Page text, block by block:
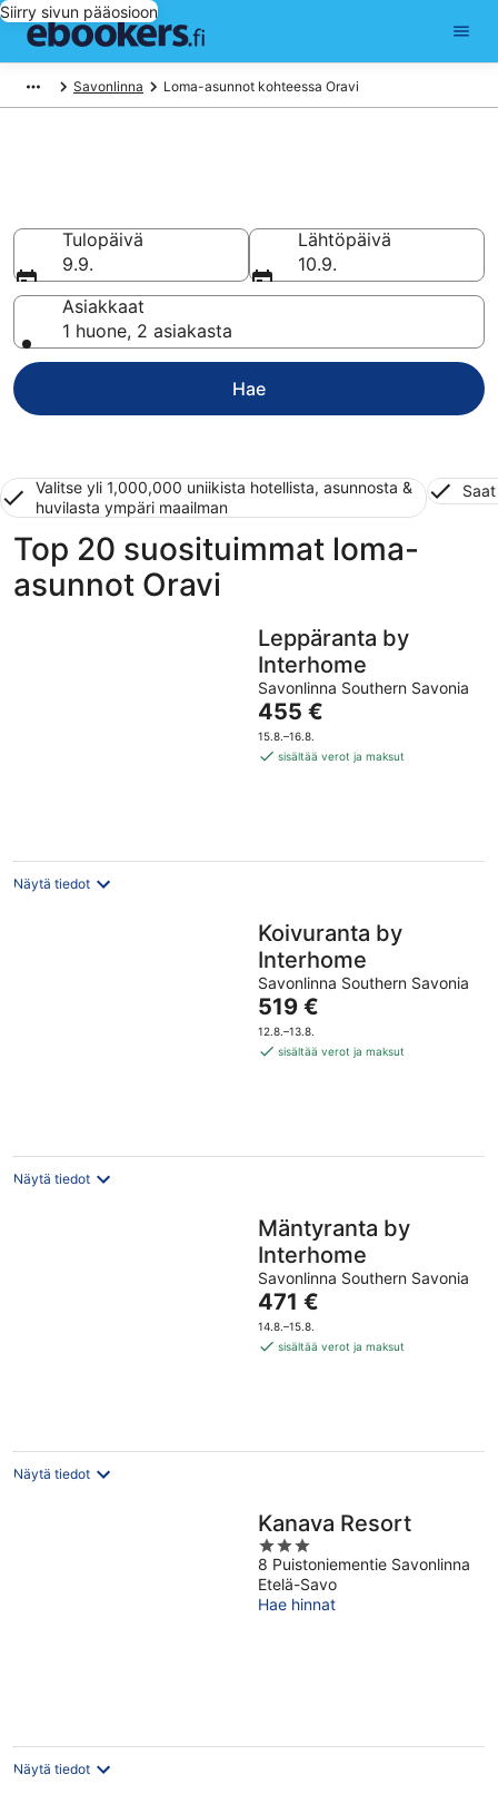
Siirry sivun pääosioon
Savonlinna Loma-asunnot kohteessa Oravi
Tulopäivä
9.9.
Lähtöpäivä
10.9.
Asiakkaat
1 huone, 2 asiakasta
Hae
Valitse yli 1,000,000 uniikista hotellista, asunnosta &
huvilasta ympäri maailman
Top 20 suosituimmat loma-
asunnot Oravi
Leppäranta by
Interhome
Savonlinna Southern Savonia
Hinta
on
455 €
455 €
15.8.–16.8.
sisältää verot ja maksut
Näytä tiedot
Koivuranta by
Interhome
Savonlinna Southern Savonia
Hinta
on
519 €
519 €
12.8.–13.8.
sisältää verot ja maksut
Näytä tiedot
Mäntyranta by
Interhome
Savonlinna Southern Savonia
Hinta
on
471 €
471 €
14.8.–15.8.
sisältää verot ja maksut
Näytä tiedot
Kanava Resort
3
out
of
5
8 Puistoniementie Savonlinna
Etelä-Savo
Hae hinnat
Näytä tiedot